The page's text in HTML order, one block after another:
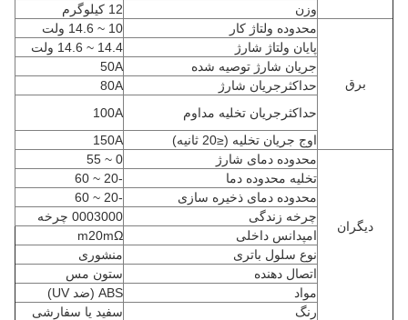
وزن
12 کیلوگرم
برق
محدوده ولتاژ کار
10 ~ 14.6 ولت
پایان ولتاژ شارژ
14.4 ~ 14.6 ولت
جریان شارژ توصیه شده
50A
حداکثرجریان شارژ
80A
حداکثرجریان تخلیه مداوم
100A
اوج جریان تخلیه (≤20 ثانیه)
150A
دیگران
محدوده دمای شارژ
0 ~ 55
تخلیه محدوده دما
-20 ~ 60
محدوده دمای ذخیره سازی
-20 ~ 60
چرخه زندگی
0003000 چرخه
امپدانس داخلی
m20mΩ
نوع سلول باتری
منشوری
اتصال دهنده
ستون مس
مواد
ABS (ضد UV)
رنگ
سفید یا سفارشی